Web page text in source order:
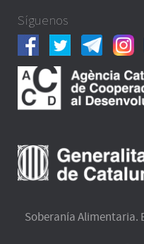
Síguenos
Soberanía Alimentaria.